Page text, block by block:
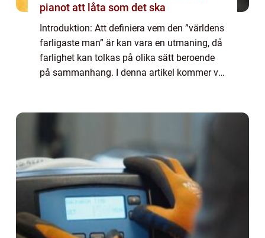
pianot att låta som det ska
Introduktion: Att definiera vem den ”världens
farligaste man” är kan vara en utmaning, då
farlighet kan tolkas på olika sätt beroende
på sammanhang. I denna artikel kommer vi